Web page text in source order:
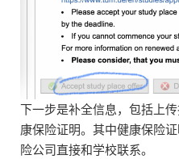
下一步是补全信息，包括上
康保险证明。其中健康保险
险公司直接和学校联系。